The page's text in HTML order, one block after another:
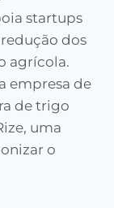
startups
dos
agrícola.
empresa de
de trigo
uma
o